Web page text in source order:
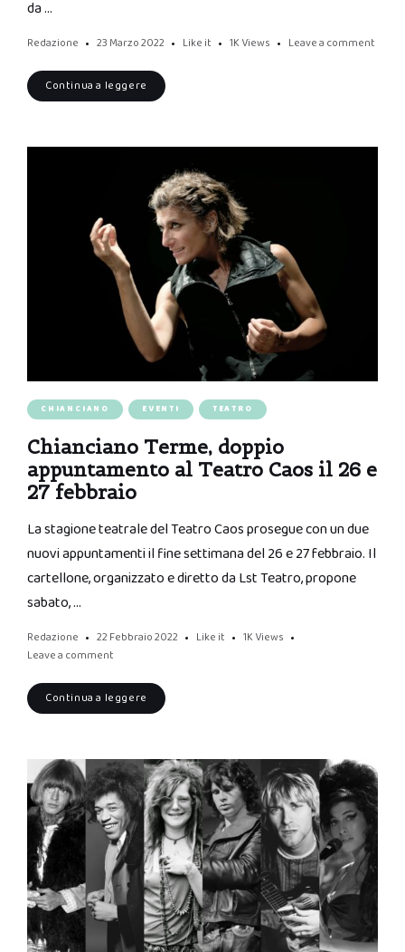
da …
Redazione 23 Marzo 2022 Like it 1K Views Leave a comment
Continua a leggere
CHIANCIANO EVENTI TEATRO
Chianciano Terme, doppio
appuntamento al Teatro Caos il 26 e
27 febbraio
La stagione teatrale del Teatro Caos prosegue con un due
nuovi appuntamenti il fine settimana del 26 e 27 febbraio. Il
cartellone, organizzato e diretto da Lst Teatro, propone
sabato, …
Redazione 22 Febbraio 2022 Like it 1K Views
Leave a comment
Continua a leggere